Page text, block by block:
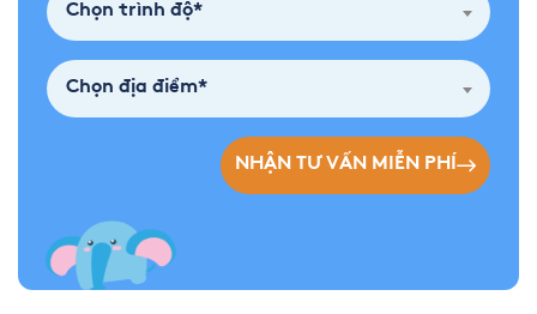
Chọn trình độ*
Chọn địa điểm*
NHẬN TƯ VẤN MIỄN PHÍ